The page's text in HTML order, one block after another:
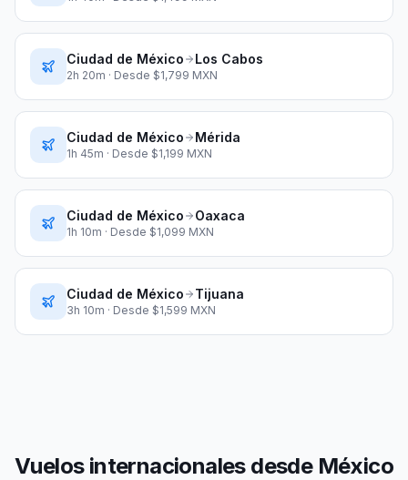
Ciudad de México Los Cabos
2h 20m · Desde $1,799 MXN
Ciudad de México Mérida
1h 45m · Desde $1,199 MXN
Ciudad de México Oaxaca
1h 10m · Desde $1,099 MXN
Ciudad de México Tijuana
3h 10m · Desde $1,599 MXN
Vuelos internacionales desde México